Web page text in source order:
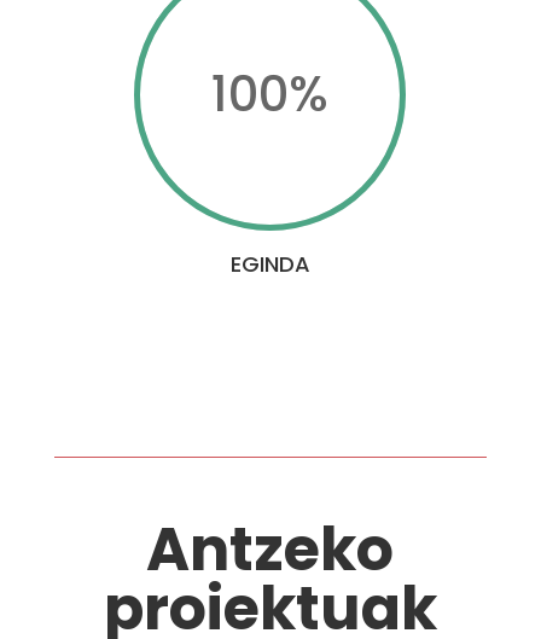
100%
EGINDA
Antzeko
proiektuak